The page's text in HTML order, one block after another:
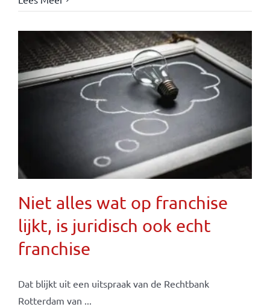
Niet alles wat op franchise
lijkt, is juridisch ook echt
franchise
Dat blijkt uit een uitspraak van de Rechtbank
Rotterdam van ...